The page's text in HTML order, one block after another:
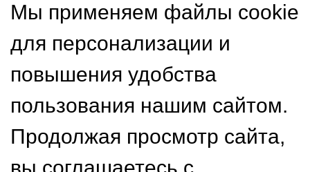
Мы применяем файлы cookie
для персонализации и
повышения удобства
пользования нашим сайтом.
Продолжая просмотр сайта,